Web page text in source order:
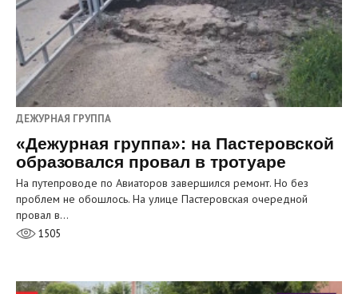
ДЕЖУРНАЯ ГРУППА
«Дежурная группа»: на Пастеровской
образовался провал в тротуаре
На путепроводе по Авиаторов завершился ремонт. Но без
проблем не обошлось. На улице Пастеровская очередной
провал в…
1505